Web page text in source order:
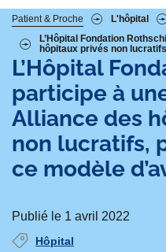
Fil
d'Ariane
Patient & Proche L'hôpital
L’Hôpital Fondation
hôpitaux privés non
L’Hôpital
participe à
Alliance des
non lucratifs,
ce modèle
Publié le 1 avril 2022
Hôpital